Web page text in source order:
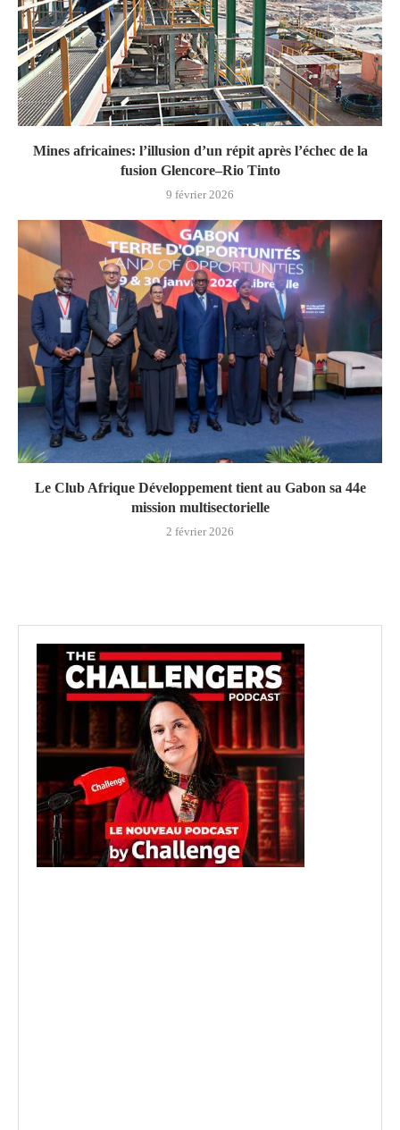
Mines africaines: l’illusion d’un répit après l’échec de la
fusion Glencore–Rio Tinto
9 février 2026
Le Club Afrique Développement tient au Gabon sa 44e
mission multisectorielle
2 février 2026